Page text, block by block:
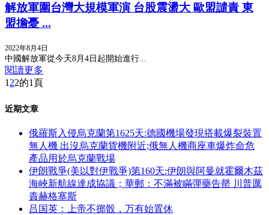
解放軍圍台灣大規模軍演 台股震盪大 歐盟譴責 東
盟擔憂 ...
2022年8月4日
中國解放軍從今天8月4日起開始進行...
閱讀更多
1 22的1頁
近期文章
俄羅斯入侵烏克蘭第1625天:德國機場發現搭載爆裂裝置
無人機 出沒烏克蘭貨機附近;俄無人機商座車爆炸命危
產品用於烏克蘭戰場
伊朗戰爭(美以對伊戰爭)第160天:伊朗與阿曼就霍爾木茲
海峽新航線達成協議；華郵：不滿被瞞彈藥告罄 川普厲
責赫格塞斯
吕国英：上帝不掷骰，万有始置休